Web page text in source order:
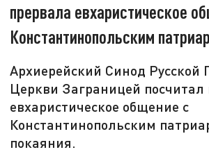
прервала евхаристическое
Константинопольским
Архиерейский Синод Русской
Церкви Заграницей
евхаристическое общение с
Константинопольским
покаяния.